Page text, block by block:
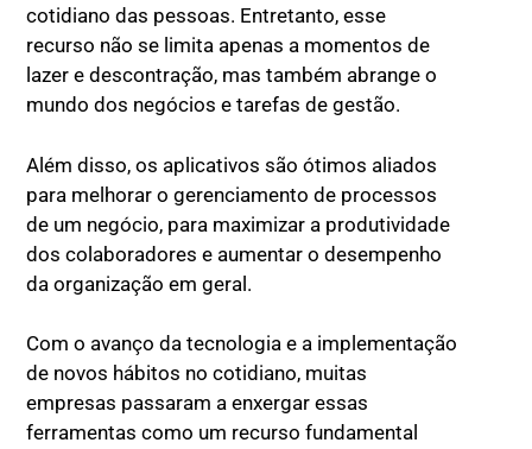
cotidiano das pessoas. Entretanto, esse
recurso não se limita apenas a momentos de
lazer e descontração, mas também abrange o
mundo dos negócios e tarefas de gestão.
Além disso, os aplicativos são ótimos aliados
para melhorar o gerenciamento de processos
de um negócio, para maximizar a produtividade
dos colaboradores e aumentar o desempenho
da organização em geral.
Com o avanço da tecnologia e a implementação
de novos hábitos no cotidiano, muitas
empresas passaram a enxergar essas
ferramentas como um recurso fundamental